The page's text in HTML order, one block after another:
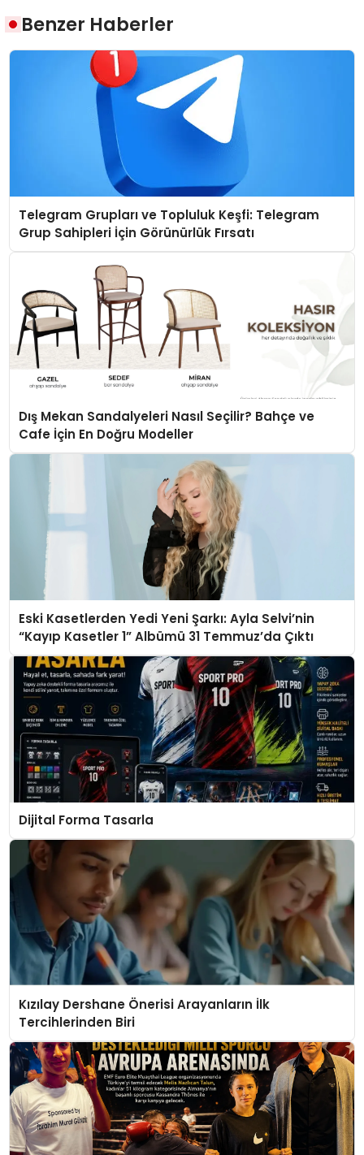
Benzer Haberler
Telegram Grupları ve Topluluk Keşfi: Telegram
Grup Sahipleri İçin Görünürlük Fırsatı
Dış Mekan Sandalyeleri Nasıl Seçilir? Bahçe ve
Cafe İçin En Doğru Modeller
Eski Kasetlerden Yedi Yeni Şarkı: Ayla Selvi’nin
“Kayıp Kasetler 1” Albümü 31 Temmuz’da Çıktı
Dijital Forma Tasarla
Kızılay Dershane Önerisi Arayanların İlk
Tercihlerinden Biri